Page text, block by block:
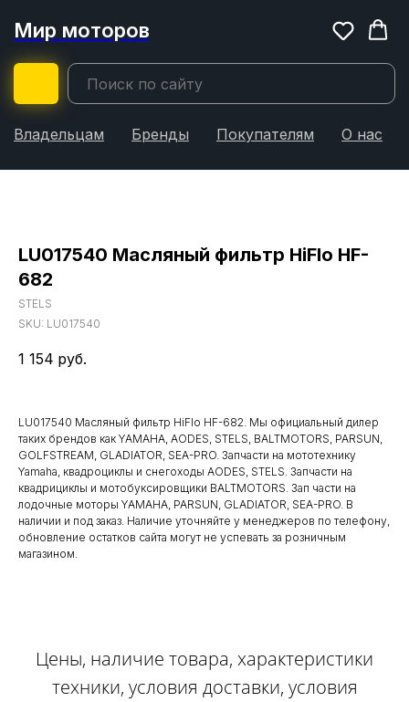
Мир моторов
Владельцам Бренды Покупателям О нас
LU017540 Масляный фильтр HiFlo HF-
682
STELS
SKU: LU017540
1 154 руб.
LU017540 Масляный фильтр HiFlo HF-682. Мы официальный дилер
таких брендов как YAMAHA, AODES, STELS, BALTMOTORS, PARSUN,
GOLFSTREAM, GLADIATOR, SEA-PRO. Запчасти на мототехнику
Yamaha, квадроциклы и снегоходы AODES, STELS. Запчасти на
квадрициклы и мотобуксировщики BALTMOTORS. Зап части на
лодочные моторы YAMAHA, PARSUN, GLADIATOR, SEA-PRO. В
наличии и под заказ. Наличие уточняйте у менеджеров по телефону,
обновление остатков сайта могут не успевать за розничным
магазином.
Цены, наличие товара, характеристики
техники, условия доставки, условия